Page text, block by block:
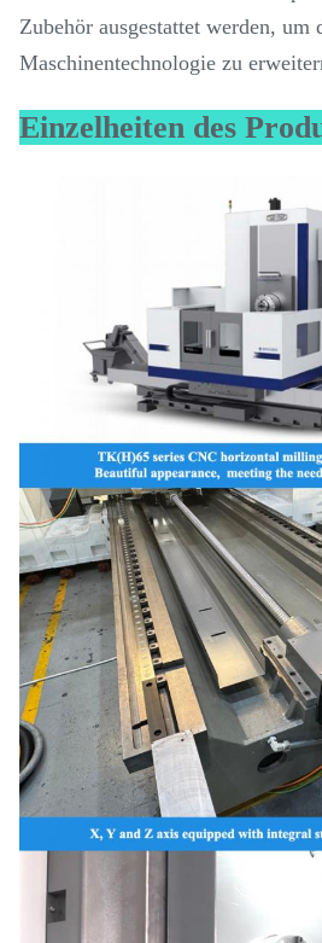
Zubehör ausgestattet werden, um
Maschinentechnologie zu
Einzelheiten des